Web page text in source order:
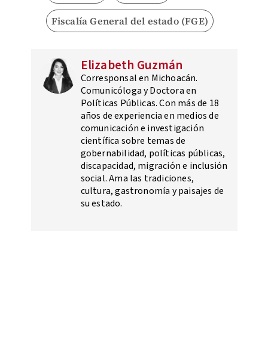
Fiscalía General del estado (FGE)
Elizabeth Guzmán
Corresponsal en Michoacán.
Comunicóloga y Doctora en
Políticas Públicas. Con más de 18
años de experiencia en medios de
comunicación e investigación
científica sobre temas de
gobernabilidad, políticas públicas,
discapacidad, migración e inclusión
social. Ama las tradiciones,
cultura, gastronomía y paisajes de
su estado.